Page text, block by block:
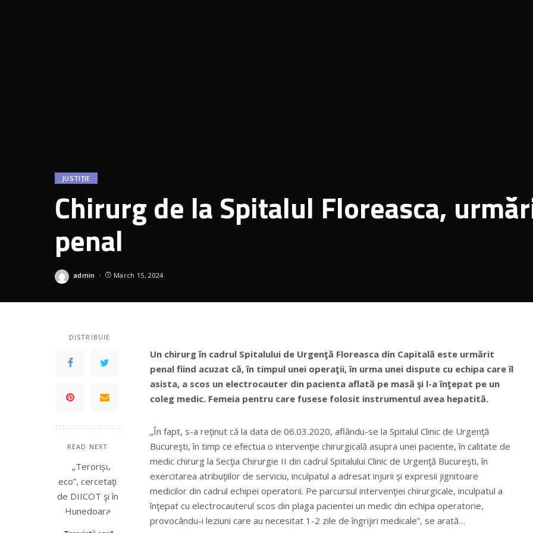
JUSTIȚIE
Chirurg de la Spitalul Floreasca,
penal
Posted
admin March 15, 2024
DISTRIBUIE
READ NEXT
Un chirurg în cadrul Spitalului de Urgenţă Floreasca din Capitală este urmărit
penal fiind acuzat că, în timpul unei operaţii, în urma unei dispute cu echipa care îl
asista, a scos un electrocauter din pacienta aflată pe masă şi l-a înţepat pe un
coleg medic. Femeia pentru care fusese folosit instrumentul avea hepatită.
„În fapt, s-a reţinut că la data de 06.03.2020, aflându-se la Spitalul Clinic de Urgenţă
Bucureşti, în timp ce efectua o intervenţie chirurgicală asupra unei paciente, în calitate de
medic chirurg la Secţia Chirurgie II din cadrul Spitalului Clinic de Urgenţă Bucureşti, în
exercitarea atribuţiilor de serviciu, inculpatul a adresat injurii şi expresii jignitoare
medicilor din cadrul echipei operatorii. Pe parcursul intervenţiei chirurgicale, inculpatul a
înţepat cu electrocauterul scos din plaga pacientei un medic din echipa operatorie,
provocându-i leziuni care au necesitat 1-2 zile de îngrijiri medicale”, se arată…